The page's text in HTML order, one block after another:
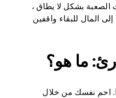
الصعبة بشكل لا يطاق ،
المال للبقاء واقفين
ما هو؟
احم نفسك من خلال